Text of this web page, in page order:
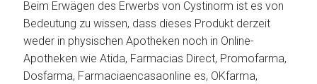
Beim Erwägen des Erwerbs von Cystinorm ist es von
Bedeutung zu wissen, dass dieses Produkt derzeit
weder in physischen Apotheken noch in Online-
Apotheken wie Atida, Farmacias Direct, Promofarma,
Dosfarma, Farmaciaencasaonline es, OKfarma,